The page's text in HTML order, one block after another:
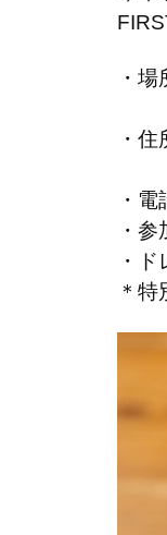
・
・
福
・
・
・
＊特